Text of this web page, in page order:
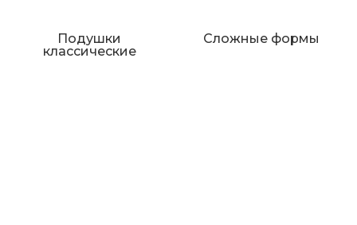
Подушки
классические
Сложные формы